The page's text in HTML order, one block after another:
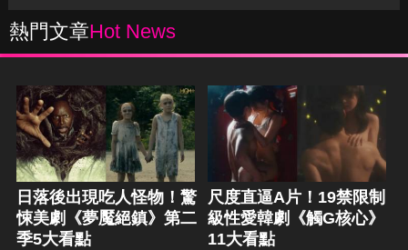
熱門文章Hot News
日落後出現吃人怪物！驚
悚美劇《夢魘絕鎮》第二
季5大看點
尺度直逼A片！19禁限制
級性愛韓劇《觸G核心》
11大看點